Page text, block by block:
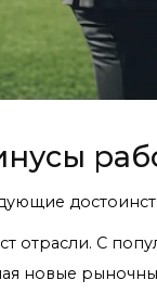
отрасли. С
новые